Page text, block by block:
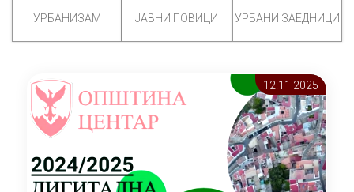
УРБАНИЗАМ ЈАВНИ ПОВИЦИ УРБАНИ ЗАЕДНИЦИ
12.11 2025